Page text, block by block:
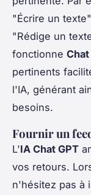
"Écrire un
"Rédige un
fonctionne Chat
pertinents
l'IA, générant
besoins.
Fournir un
L'IA Chat GPT
vos retours.
n'hésitez pas à